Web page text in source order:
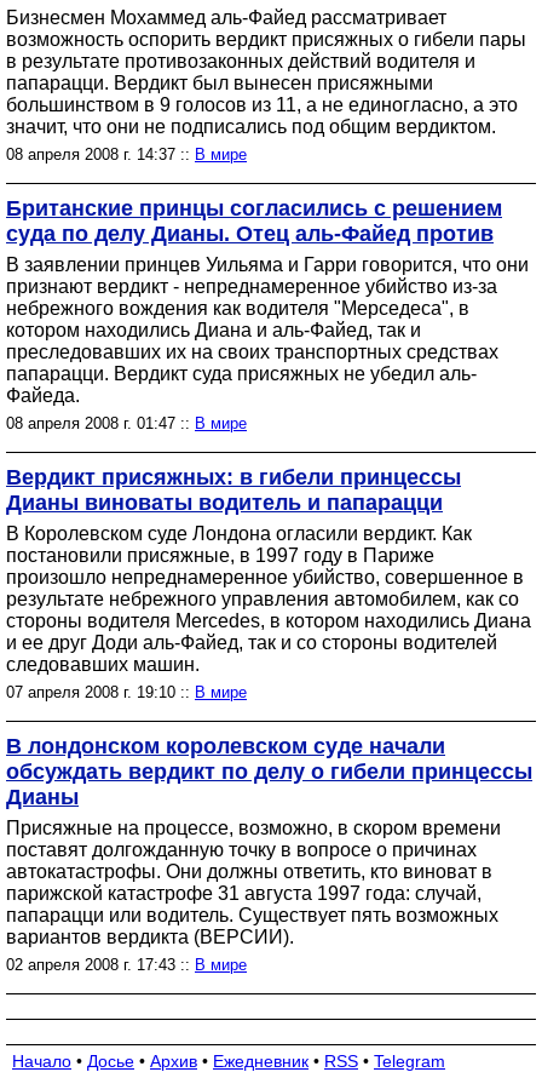
Бизнесмен Мохаммед аль-Файед рассматривает
возможность оспорить вердикт присяжных о гибели пары
в результате противозаконных действий водителя и
папарацци. Вердикт был вынесен присяжными
большинством в 9 голосов из 11, а не единогласно, а это
значит, что они не подписались под общим вердиктом.
08 апреля 2008 г. 14:37 :: В мире
Британские принцы согласились с решением
суда по делу Дианы. Отец аль-Файед против
В заявлении принцев Уильяма и Гарри говорится, что они
признают вердикт - непреднамеренное убийство из-за
небрежного вождения как водителя "Мерседеса", в
котором находились Диана и аль-Файед, так и
преследовавших их на своих транспортных средствах
папарацци. Вердикт суда присяжных не убедил аль-
Файеда.
08 апреля 2008 г. 01:47 :: В мире
Вердикт присяжных: в гибели принцессы
Дианы виноваты водитель и папарацци
В Королевском суде Лондона огласили вердикт. Как
постановили присяжные, в 1997 году в Париже
произошло непреднамеренное убийство, совершенное в
результате небрежного управления автомобилем, как со
стороны водителя Mercedes, в котором находились Диана
и ее друг Доди аль-Файед, так и со стороны водителей
следовавших машин.
07 апреля 2008 г. 19:10 :: В мире
В лондонском королевском суде начали
обсуждать вердикт по делу о гибели принцессы
Дианы
Присяжные на процессе, возможно, в скором времени
поставят долгожданную точку в вопросе о причинах
автокатастрофы. Они должны ответить, кто виноват в
парижской катастрофе 31 августа 1997 года: случай,
папарацци или водитель. Существует пять возможных
вариантов вердикта (ВЕРСИИ).
02 апреля 2008 г. 17:43 :: В мире
Начало • Досье • Архив • Ежедневник • RSS • Telegram